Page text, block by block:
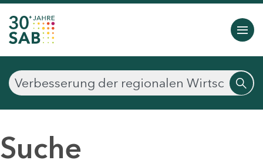
Suche